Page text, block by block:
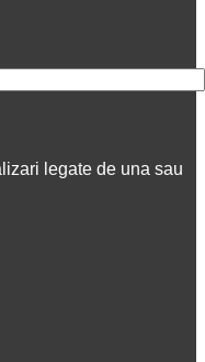
legate de una sau